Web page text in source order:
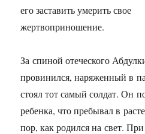
его заставить умерить свое
жертвоприношение.
За спиной отеческого
провинился, наряженный в
стоял тот самый солдат. Он
ребенка, что пребывал в
пор, как родился на свет.